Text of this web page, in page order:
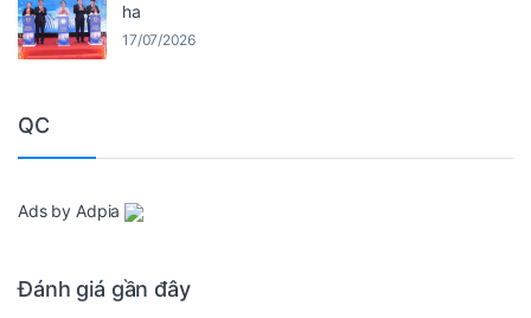
ha
17/07/2026
QC
Ads by Adpia
Đánh giá gần đây